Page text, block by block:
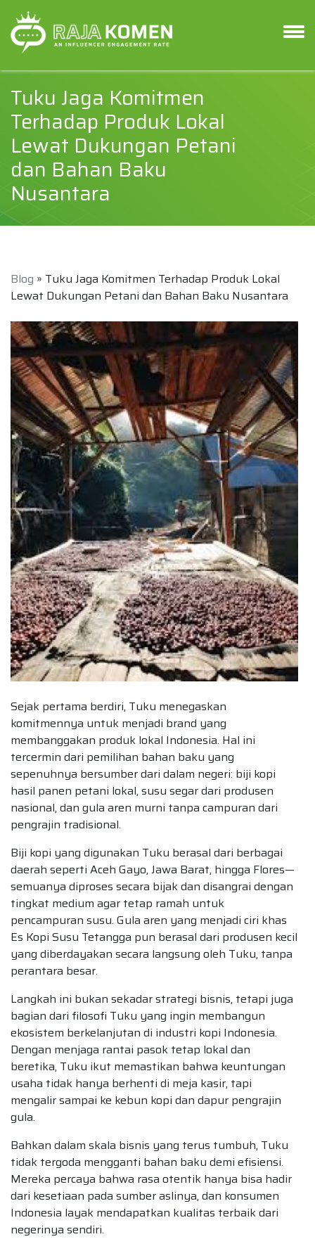
Tuku Jaga Komitmen
Terhadap Produk Lokal
Lewat Dukungan Petani
dan Bahan Baku
Nusantara
Blog » Tuku Jaga Komitmen Terhadap Produk Lokal
Lewat Dukungan Petani dan Bahan Baku Nusantara
Sejak pertama berdiri, Tuku menegaskan
komitmennya untuk menjadi brand yang
membanggakan produk lokal Indonesia. Hal ini
tercermin dari pemilihan bahan baku yang
sepenuhnya bersumber dari dalam negeri: biji kopi
hasil panen petani lokal, susu segar dari produsen
nasional, dan gula aren murni tanpa campuran dari
pengrajin tradisional.
Biji kopi yang digunakan Tuku berasal dari berbagai
daerah seperti Aceh Gayo, Jawa Barat, hingga Flores—
semuanya diproses secara bijak dan disangrai dengan
tingkat medium agar tetap ramah untuk
pencampuran susu. Gula aren yang menjadi ciri khas
Es Kopi Susu Tetangga pun berasal dari produsen kecil
yang diberdayakan secara langsung oleh Tuku, tanpa
perantara besar.
Langkah ini bukan sekadar strategi bisnis, tetapi juga
bagian dari filosofi Tuku yang ingin membangun
ekosistem berkelanjutan di industri kopi Indonesia.
Dengan menjaga rantai pasok tetap lokal dan
beretika, Tuku ikut memastikan bahwa keuntungan
usaha tidak hanya berhenti di meja kasir, tapi
mengalir sampai ke kebun kopi dan dapur pengrajin
gula.
Bahkan dalam skala bisnis yang terus tumbuh, Tuku
tidak tergoda mengganti bahan baku demi efisiensi.
Mereka percaya bahwa rasa otentik hanya bisa hadir
dari kesetiaan pada sumber aslinya, dan konsumen
Indonesia layak mendapatkan kualitas terbaik dari
negerinya sendiri.